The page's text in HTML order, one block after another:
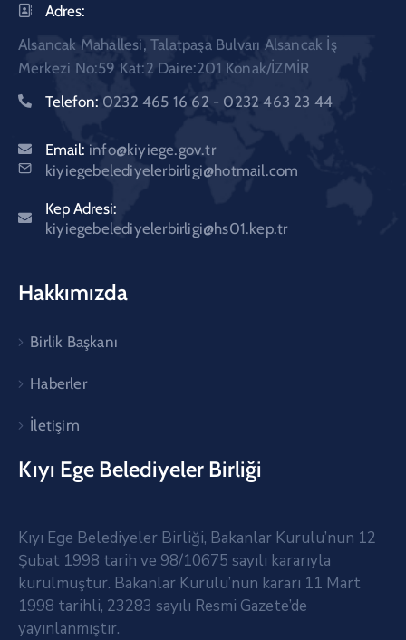
Adres:
Alsancak Mahallesi, Talatpaşa Bulvarı Alsancak İş
Merkezi No:59 Kat:2 Daire:201 Konak/İZMİR
Telefon: 0232 465 16 62 - 0232 463 23 44
Email: info@kiyiege.gov.tr
kiyiegebelediyelerbirligi@hotmail.com
Kep Adresi:
kiyiegebelediyelerbirligi@hs01.kep.tr
Hakkımızda
Birlik Başkanı
Haberler
İletişim
Kıyı Ege Belediyeler Birliği
Kıyı Ege Belediyeler Birliği, Bakanlar Kurulu’nun 12
Şubat 1998 tarih ve 98/10675 sayılı kararıyla
kurulmuştur. Bakanlar Kurulu’nun kararı 11 Mart
1998 tarihli, 23283 sayılı Resmi Gazete’de
yayınlanmıştır.